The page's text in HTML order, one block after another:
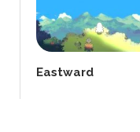
Eastward